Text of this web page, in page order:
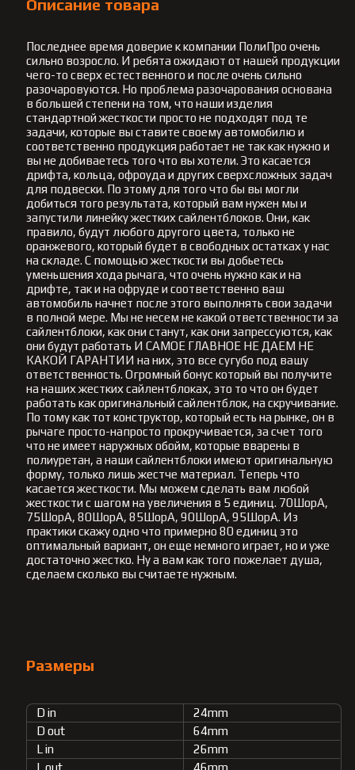
Описание товара
Последнее время доверие к компании ПолиПро очень
сильно возросло. И ребята ожидают от нашей продукции
чего-то сверх естественного и после очень сильно
разочаровуются. Но проблема разочарования основана
в большей степени на том, что наши изделия
стандартной жесткости просто не подходят под те
задачи, которые вы ставите своему автомобилю и
соответственно продукция работает не так как нужно и
вы не добиваетесь того что вы хотели. Это касается
дрифта, кольца, офроуда и других сверхсложных задач
для подвески. По этому для того что бы вы могли
добиться того результата, который вам нужен мы и
запустили линейку жестких сайлентблоков. Они, как
правило, будут любого другого цвета, только не
оранжевого, который будет в свободных остатках у нас
на складе. С помощью жесткости вы добьетесь
уменьшения хода рычага, что очень нужно как и на
дрифте, так и на офруде и соответственно ваш
автомобиль начнет после этого выполнять свои задачи
в полной мере. Мы не несем не какой ответственности за
сайлентблоки, как они станут, как они запрессуются, как
они будут работать И САМОЕ ГЛАВНОЕ НЕ ДАЕМ НЕ
КАКОЙ ГАРАНТИИ на них, это все сугубо под вашу
ответственность. Огромный бонус который вы получите
на наших жестких сайлентблоках, это то что он будет
работать как оригинальный сайлентблок, на скручивание.
По тому как тот конструктор, который есть на рынке, он в
рычаге просто-напросто прокручивается, за счет того
что не имеет наружных обойм, которые вварены в
полиуретан, а наши сайлентблоки имеют оригинальную
форму, только лишь жестче материал. Теперь что
касается жесткости. Мы можем сделать вам любой
жесткости с шагом на увеличения в 5 единиц. 70ШорА,
75ШорА, 80ШорА, 85ШорА, 90ШорА, 95ШорА. Из
практики скажу одно что примерно 80 единиц это
оптимальный вариант, он еще немного играет, но и уже
достаточно жестко. Ну а вам как того пожелает душа,
сделаем сколько вы считаете нужным.
Размеры
D in
24mm
D out
64mm
L in
26mm
L out
46mm